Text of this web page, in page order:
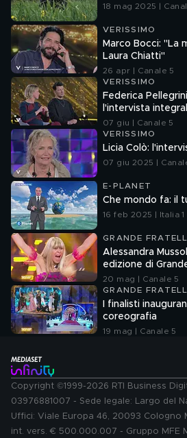
18 mag 2025 |
VERISSIMO
Marco Bocci: "La
Laura Chiatti"
26 apr | Canale 5
VERISSIMO
Federica
l'intervista
07 giu | Canale 5
VERISSIMO
Licia Colò:
07 giu 2025 |
E-PLANET
Che mondo fa: il
16 feb 2025 | Italia 1
GRANDE
Alessandra
edizione di
20 mag | Canale 5
GRANDE
I finalisti
coreografia
19 mag | Canale 5
Copyright ©1999-2026 RTI Business
03976881007 - Sede legale: Largo del
Uffici: Viale Europa 46, 20093 Cologno
int. vers. € 500.000.007 - Gruppo MFE